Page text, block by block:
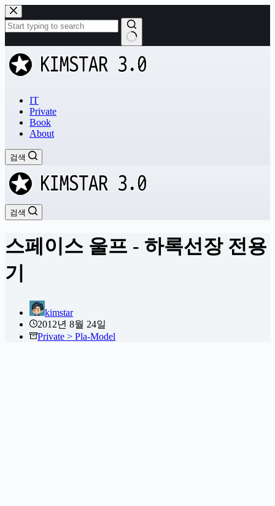
본
문
으
로
건
너
과
없
IT
Private
Book
About
검색
검색
스페이스 울프 - 하록선장 전용
기
kimstar
2012년 8월 24일
Private > Pla-Model